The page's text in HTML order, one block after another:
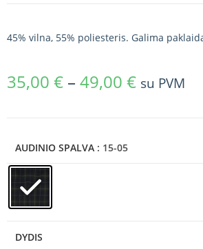
45% vilna, 55% poliesteris. Galima
35,00 € – 49,00 € su PVM
AUDINIO SPALVA : 15-05
DYDIS